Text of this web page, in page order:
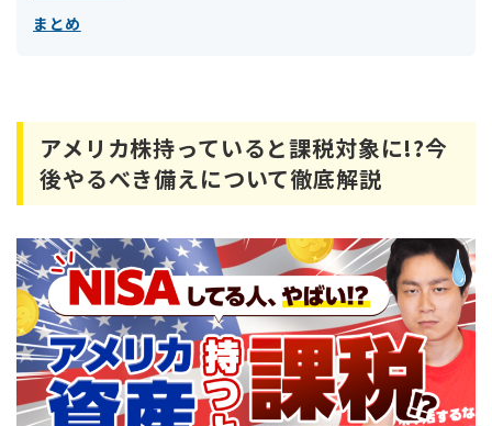
まとめ
アメリカ株持っていると課税対象に!?今
後やるべき備えについて徹底解説